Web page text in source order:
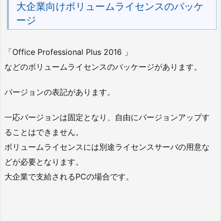
大企業向けボリュームライセンスのパッケ
ージ
「Office Professional Plus 2016 」
などのボリュームライセンスのパッケージがあります。
バージョンの表記があります。
一応バージョンは固定となり、自由にバージョンアップす
ることはできません。
ボリュームライセンスには別途ライセンスサーバの用意な
どが必要となります。
大企業で支給されるPCの場合です。